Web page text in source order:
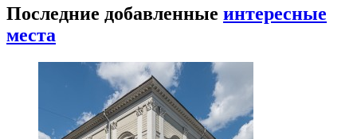
Последние добавленные интересные
места